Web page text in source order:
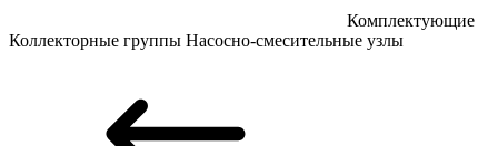
Комплектующие
Коллекторные группы Насосно-смесительные узлы